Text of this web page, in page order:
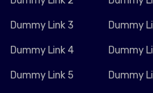
Dummy Link 3
Dummy Link 4
Dummy Link 5
Dummy
Dummy
Dummy